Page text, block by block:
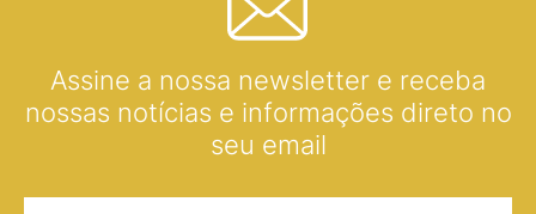
Assine a nossa newsletter e receba
nossas notícias e informações direto no
seu email